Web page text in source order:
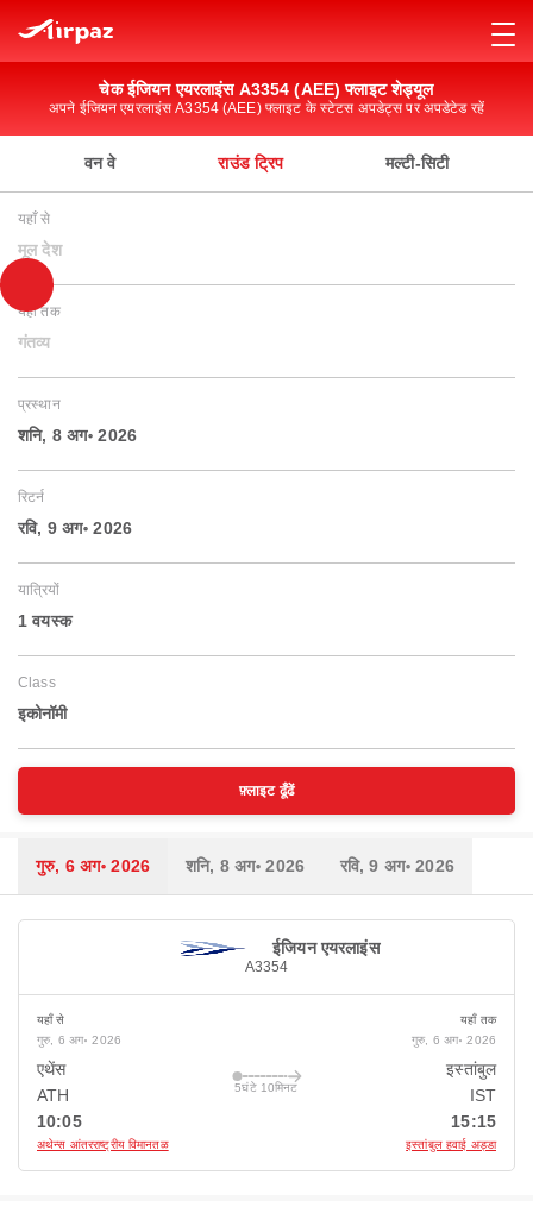
चेक ईजियन एयरलाइंस A3354 (AEE) फ्लाइट शेड्यूल
अपने ईजियन एयरलाइंस A3354 (AEE) फ्लाइट के स्टेटस अपडेट्स पर अपडेटेड रहें
वन वे राउंड ट्रिप मल्टी-सिटी
यहाँ से
मूल देश
यहाँ तक
गंतव्य
प्रस्थान
शनि, 8 अग॰ 2026
रिटर्न
रवि, 9 अग॰ 2026
यात्रियों
1 वयस्‍क
Class
इकोनॉमी
फ़्लाइट ढूँढें
गुरु, 6 अग॰ 2026 शनि, 8 अग॰ 2026 रवि, 9 अग॰ 2026
ईजियन एयरलाइंस
A3354
यहाँ से
गुरु, 6 अग॰ 2026
एथेंस
ATH
10:05
अथेन्स आंतरराष्ट्रीय विमानतळ
5घंटे 10मिनट
यहाँ तक
गुरु, 6 अग॰ 2026
इस्तांबुल
IST
15:15
इस्तांबुल हवाई अड्डा